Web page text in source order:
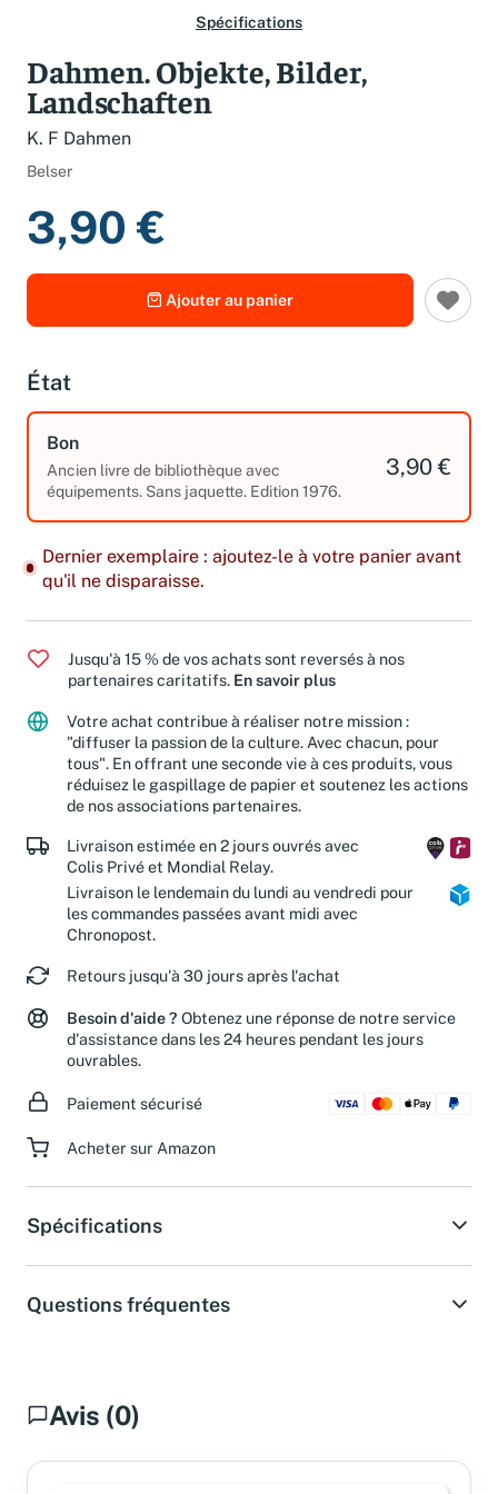
Spécifications
Dahmen. Objekte, Bilder,
Landschaften
K. F Dahmen
Belser
3,90 €
Ajouter au panier
État
Bon
Ancien livre de bibliothèque avec
équipements. Sans jaquette. Edition 1976.
3,90 €
Dernier exemplaire : ajoutez-le à votre panier avant
qu'il ne disparaisse.
Jusqu'à 15 % de vos achats sont reversés à nos
partenaires caritatifs. En savoir plus
Votre achat contribue à réaliser notre mission :
"diffuser la passion de la culture. Avec chacun, pour
tous". En offrant une seconde vie à ces produits, vous
réduisez le gaspillage de papier et soutenez les actions
de nos associations partenaires.
Livraison estimée en 2 jours ouvrés avec
Colis Privé et Mondial Relay.
Livraison le lendemain du lundi au vendredi pour
les commandes passées avant midi avec
Chronopost.
Retours jusqu'à 30 jours après l'achat
Besoin d'aide ? Obtenez une réponse de notre service
d'assistance dans les 24 heures pendant les jours
ouvrables.
Paiement sécurisé
Acheter sur Amazon
Spécifications
Questions fréquentes
Avis (0)